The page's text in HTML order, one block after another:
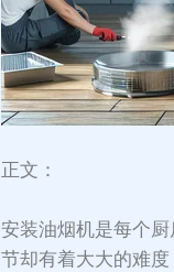
正文：
安装油烟机是每个
节却有着大大的难